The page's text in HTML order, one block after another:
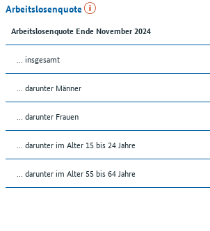
Arbeitslosenquote
Arbeitslosenquote Ende November 2024
... insgesamt
... darunter Männer
... darunter Frauen
... darunter im Alter 15 bis 24 Jahre
... darunter im Alter 55 bis 64 Jahre